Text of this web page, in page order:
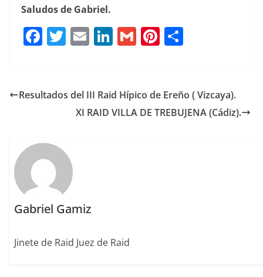
Saludos de Gabriel.
F
e
o
k
T
te
E
l
Li
e
dI
G
l
Pi
re
st
p
a
Resultados del III Raid Hípico de Ereño ( Vizcaya).
XI RAID VILLA DE TREBUJENA (Cádiz).
Gabriel Gamiz
Jinete de Raid Juez de Raid